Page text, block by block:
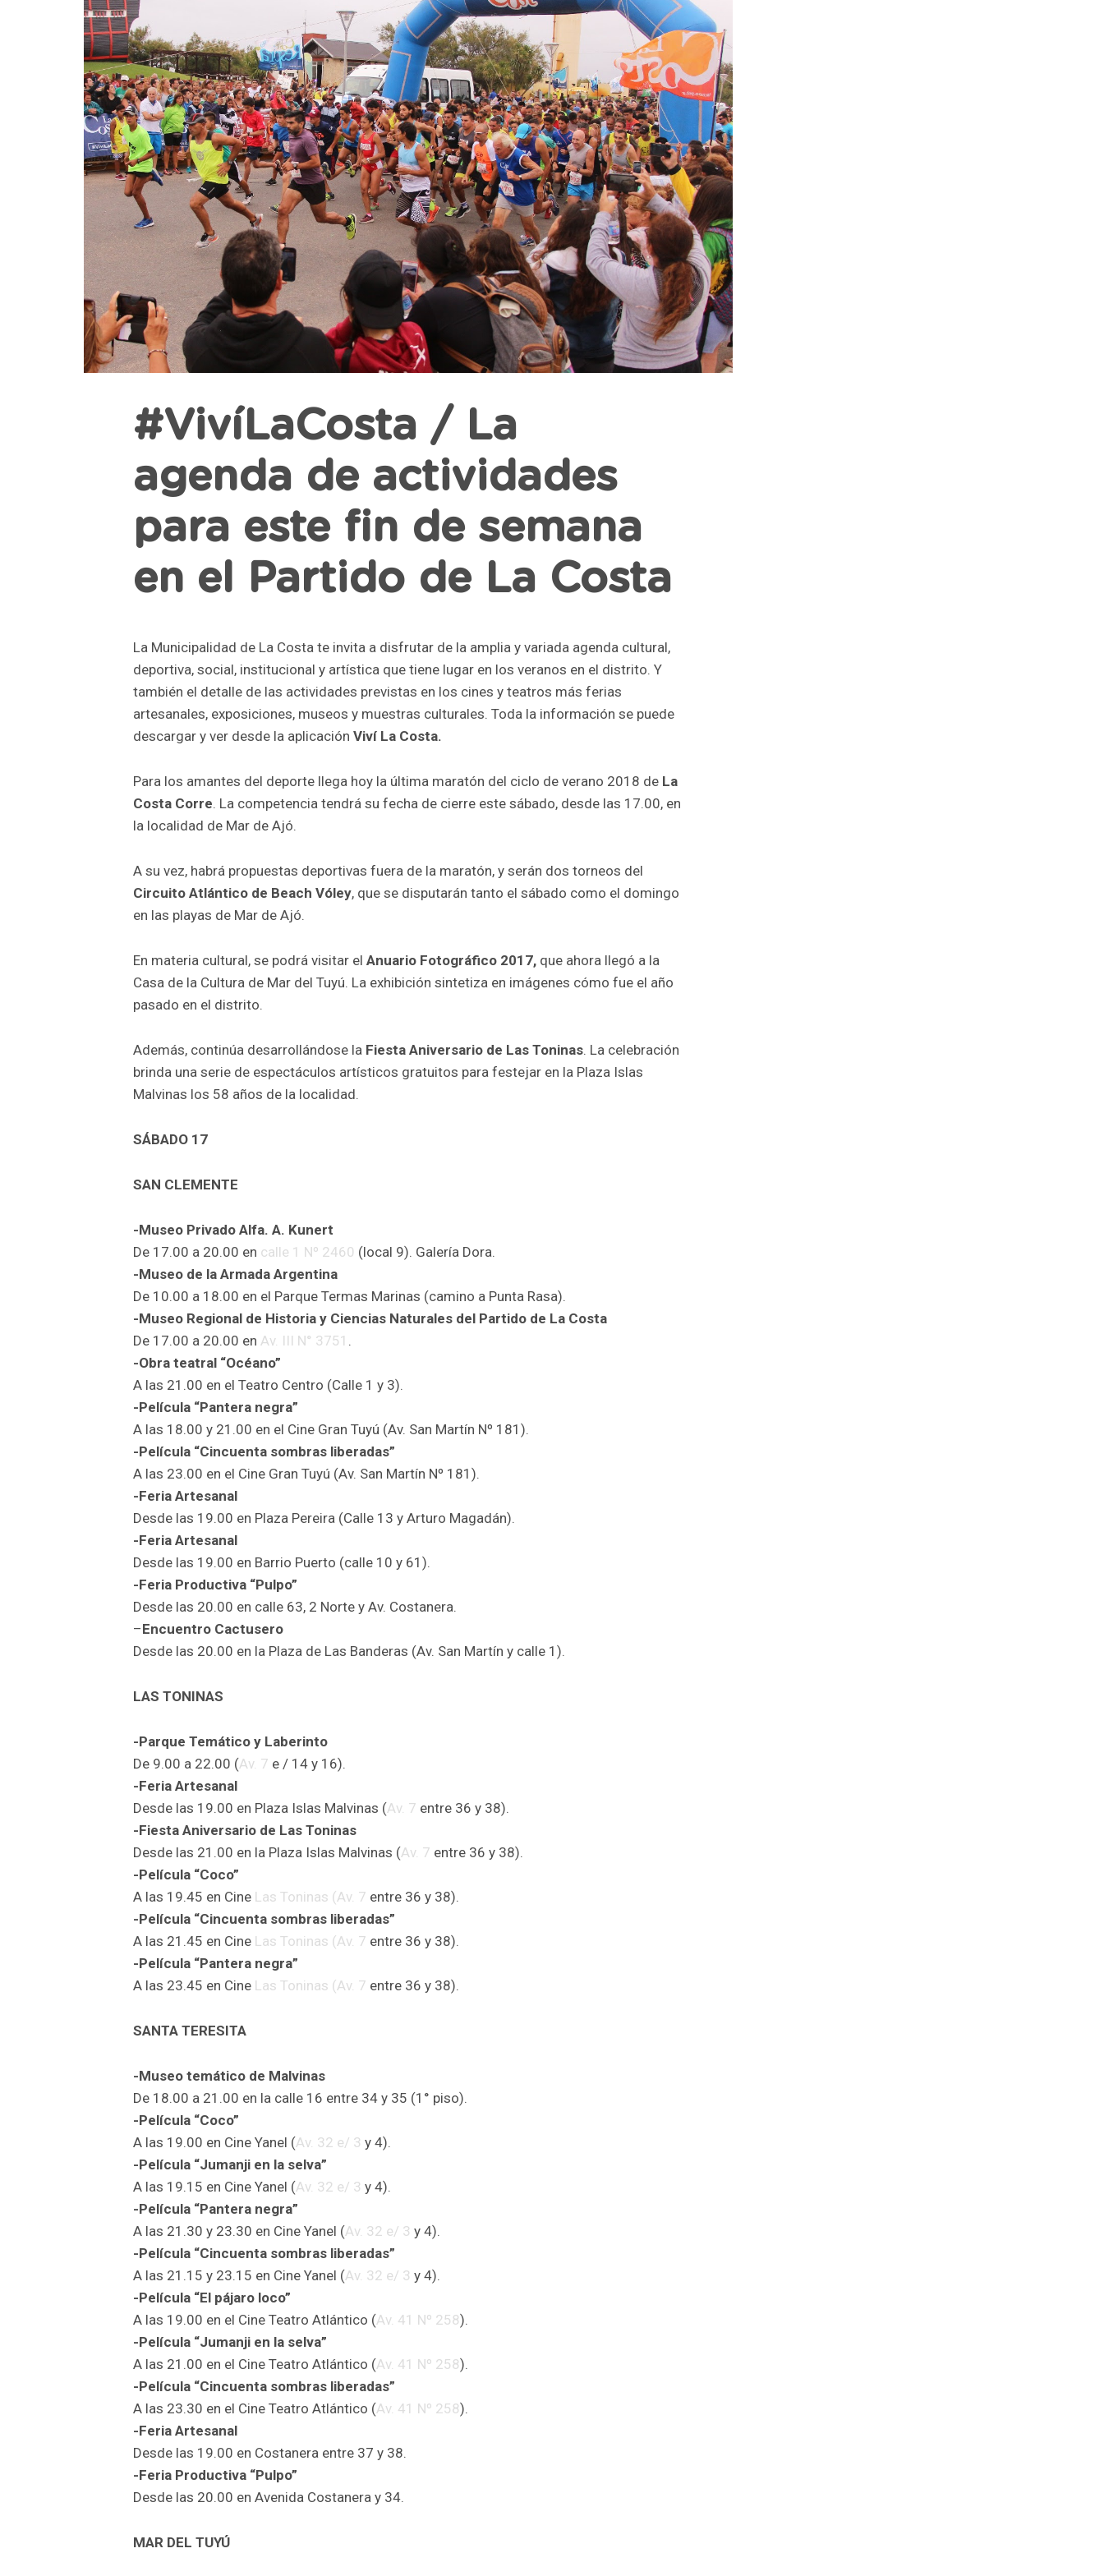
#VivíLaCosta / La
agenda de actividades
para este fin de semana
en el Partido de La Costa
La Municipalidad de La Costa te invita a disfrutar de la amplia y variada agenda cultural,
deportiva, social, institucional y artística que tiene lugar en los veranos en el distrito. Y
también el detalle de las actividades previstas en los cines y teatros más ferias
artesanales, exposiciones, museos y muestras culturales. Toda la información se puede
descargar y ver desde la aplicación Viví La Costa.
Para los amantes del deporte llega hoy la última maratón del ciclo de verano 2018 de La
Costa Corre. La competencia tendrá su fecha de cierre este sábado, desde las 17.00, en
la localidad de Mar de Ajó.
A su vez, habrá propuestas deportivas fuera de la maratón, y serán dos torneos del
Circuito Atlántico de Beach Vóley, que se disputarán tanto el sábado como el domingo
en las playas de Mar de Ajó.
En materia cultural, se podrá visitar el Anuario Fotográfico 2017, que ahora llegó a la
Casa de la Cultura de Mar del Tuyú. La exhibición sintetiza en imágenes cómo fue el año
pasado en el distrito.
Además, continúa desarrollándose la Fiesta Aniversario de Las Toninas. La celebración
brinda una serie de espectáculos artísticos gratuitos para festejar en la Plaza Islas
Malvinas los 58 años de la localidad.
SÁBADO 17
SAN CLEMENTE
-Museo Privado Alfa. A. Kunert
De 17.00 a 20.00 en calle 1 Nº 2460 (local 9). Galería Dora.
-Museo de la Armada Argentina
De 10.00 a 18.00 en el Parque Termas Marinas (camino a Punta Rasa).
-Museo Regional de Historia y Ciencias Naturales del Partido de La Costa
De 17.00 a 20.00 en Av. III N° 3751 .
-Obra teatral “Océano”
A las 21.00 en el Teatro Centro (Calle 1 y 3).
-Película “Pantera negra”
A las 18.00 y 21.00 en el Cine Gran Tuyú (Av. San Martín Nº 181).
-Película “Cincuenta sombras liberadas”
A las 23.00 en el Cine Gran Tuyú (Av. San Martín Nº 181).
-Feria Artesanal
Desde las 19.00 en Plaza Pereira (Calle 13 y Arturo Magadán).
-Feria Artesanal
Desde las 19.00 en Barrio Puerto (calle 10 y 61).
-Feria Productiva “Pulpo”
Desde las 20.00 en calle 63, 2 Norte y Av. Costanera.
–Encuentro Cactusero
Desde las 20.00 en la Plaza de Las Banderas (Av. San Martín y calle 1).
LAS TONINAS
-Parque Temático y Laberinto
De 9.00 a 22.00 (Av. 7 e / 14 y 16).
-Feria Artesanal
Desde las 19.00 en Plaza Islas Malvinas (Av. 7 entre 36 y 38).
-Fiesta Aniversario de Las Toninas
Desde las 21.00 en la Plaza Islas Malvinas (Av. 7 entre 36 y 38).
-Película “Coco”
A las 19.45 en Cine Las Toninas (Av. 7 entre 36 y 38).
-Película “Cincuenta sombras liberadas”
A las 21.45 en Cine Las Toninas (Av. 7 entre 36 y 38).
-Película “Pantera negra”
A las 23.45 en Cine Las Toninas (Av. 7 entre 36 y 38).
SANTA TERESITA
-Museo temático de Malvinas
De 18.00 a 21.00 en la calle 16 entre 34 y 35 (1° piso).
-Película “Coco”
A las 19.00 en Cine Yanel (Av. 32 e/ 3 y 4).
-Película “Jumanji en la selva”
A las 19.15 en Cine Yanel (Av. 32 e/ 3 y 4).
-Película “Pantera negra”
A las 21.30 y 23.30 en Cine Yanel (Av. 32 e/ 3 y 4).
-Película “Cincuenta sombras liberadas”
A las 21.15 y 23.15 en Cine Yanel (Av. 32 e/ 3 y 4).
-Película “El pájaro loco”
A las 19.00 en el Cine Teatro Atlántico (Av. 41 Nº 258).
-Película “Jumanji en la selva”
A las 21.00 en el Cine Teatro Atlántico (Av. 41 Nº 258).
-Película “Cincuenta sombras liberadas”
A las 23.30 en el Cine Teatro Atlántico (Av. 41 Nº 258).
-Feria Artesanal
Desde las 19.00 en Costanera entre 37 y 38.
-Feria Productiva “Pulpo”
Desde las 20.00 en Avenida Costanera y 34.
MAR DEL TUYÚ